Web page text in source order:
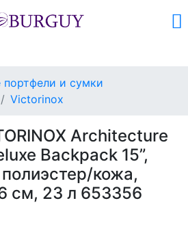
и сумки
Victorinox
Architecture
Backpack 15”,
кожа,
см, 23 л 653356